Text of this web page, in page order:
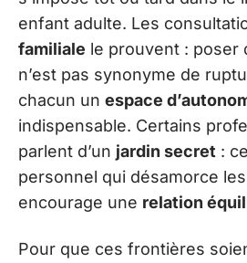
enfant adulte. Les
familiale le prouvent : poser
n’est pas synonyme de
chacun un espace
indispensable. Certains
parlent d’un jardin secret :
personnel qui désamorce
encourage une relation
Pour que ces frontières